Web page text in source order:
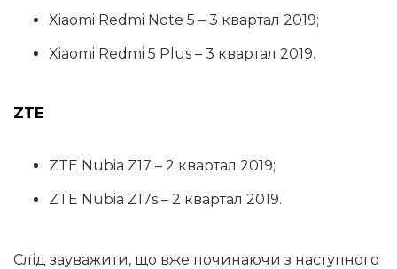
Xiaomi Redmi Note 5 – 3 квартал 2019;
Xiaomi Redmi 5 Plus – 3 квартал 2019.
ZTE
ZTE Nubia Z17 – 2 квартал 2019;
ZTE Nubia Z17s – 2 квартал 2019.
Слід зауважити, що вже починаючи з наступного